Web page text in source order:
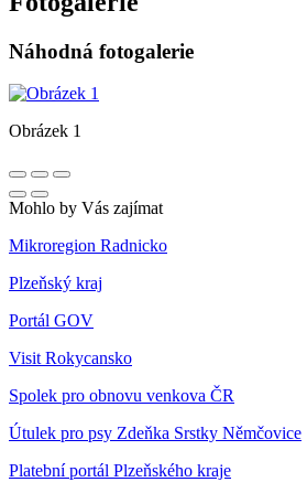
Náhodná fotogalerie
Obrázek 1
Mohlo by Vás zajímat
Mikroregion Radnicko
Plzeňský kraj
Portál GOV
Visit Rokycansko
Spolek pro obnovu venkova ČR
Útulek pro psy Zdeňka Srstky Němčovice
Platební portál Plzeňského kraje